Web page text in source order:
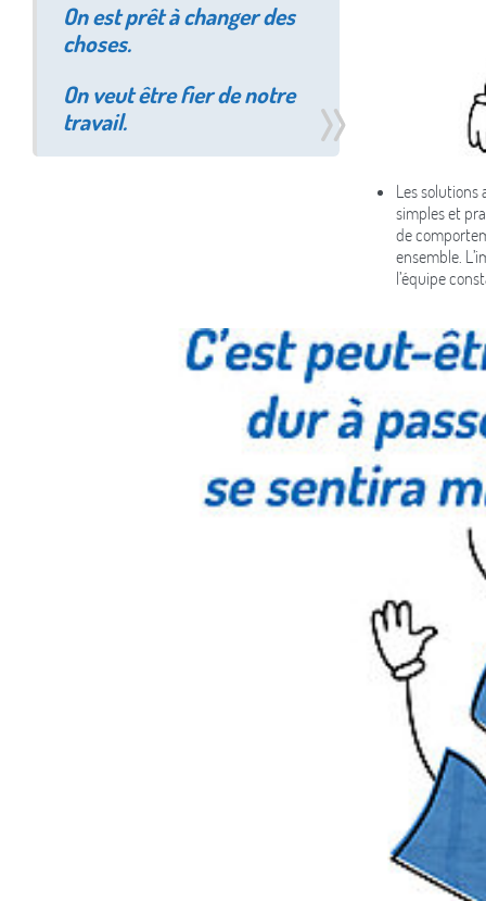
On est prêt à changer des
choses.
On veut être fier de notre
travail.
Les solutions
simples et
de
ensemble.
l’équipe